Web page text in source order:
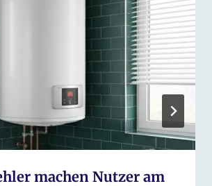
machen Nutzer am